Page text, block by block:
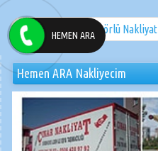
Saraycık Toki Asansörlü Nakliyat
Hemen ARA Nakliyecim
HEMEN ARA